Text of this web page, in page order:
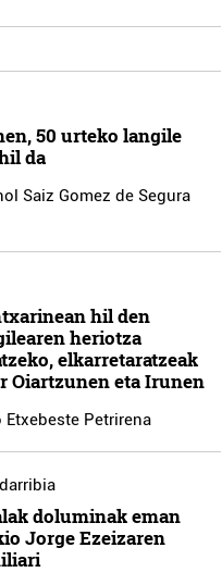
50 urteko langile
da
Saiz Gomez de Segura
hil den
heriotza
elkarretaratzeak
Oiartzunen eta Irunen
Etxebeste Petrirena
doluminak eman
Jorge Ezeizaren